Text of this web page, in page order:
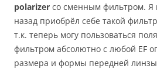
polarizer со сменным фильтром. Я
назад приобрёл себе такой
т.к. теперь могу пользоваться
фильтром абсолютно с любой EF
размера и формы передней